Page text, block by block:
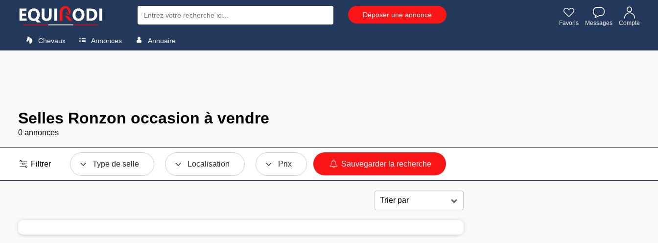
Déposer une annonce
Favoris Messages Compte
Chevaux Annonces Annuaire
Selles Ronzon occasion à vendre
0 annonces
Filtrer Type de selle Localisation Prix Sauvegarder la recherche